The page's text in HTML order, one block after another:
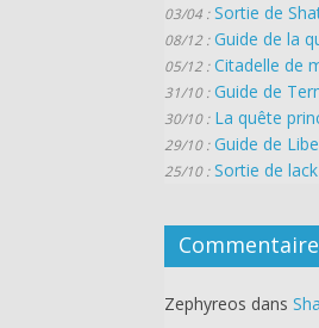
03/04 : Sortie de
08/12 : Guide de la
05/12 : Citadelle de
31/10 : Guide de
30/10 : La quête
29/10 : Guide de
25/10 : Sortie de
Zephyreos dans